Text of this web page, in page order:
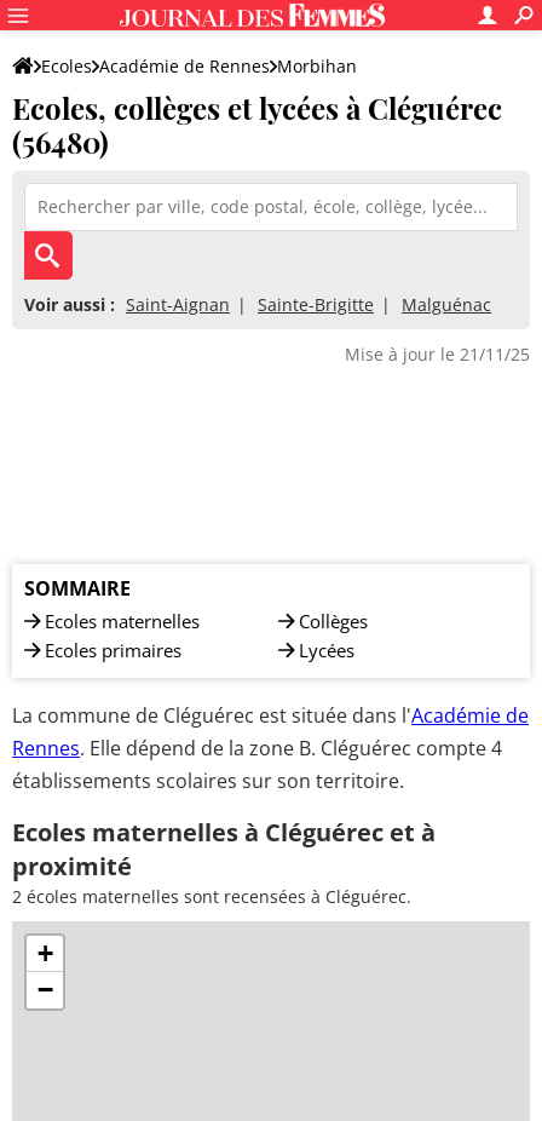
Ecoles Académie de Rennes Morbihan
Ecoles, collèges et lycées à Cléguérec
(56480)
Voir aussi : Saint-Aignan Sainte-Brigitte Malguénac
Mise à jour le 21/11/25
SOMMAIRE
Ecoles maternelles
Ecoles primaires
Collèges
Lycées
La commune de Cléguérec est située dans l'Académie de
Rennes. Elle dépend de la zone B. Cléguérec compte 4
établissements scolaires sur son territoire.
Ecoles maternelles à Cléguérec et à
proximité
2 écoles maternelles sont recensées à Cléguérec.
+
−